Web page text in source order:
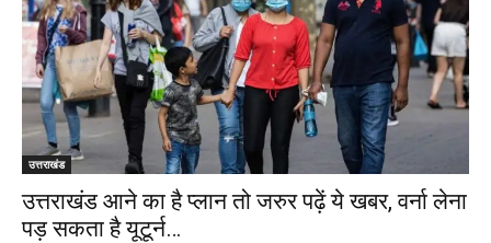
उत्तराखंड
उत्तराखंड आने का है प्लान तो जरुर पढ़ें ये खबर, वर्ना लेना
पड़ सकता है यूटूर्न…